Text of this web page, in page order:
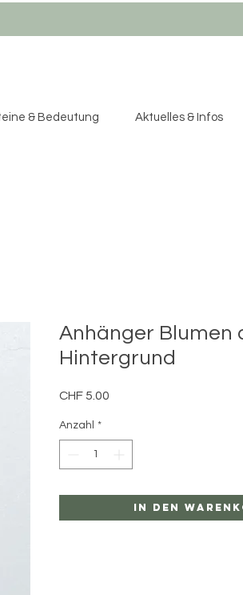
& Bedeutung Aktuelles & Infos
Anhänger Blumen
Hintergrund
CHF 5.00
Anzahl *
In den